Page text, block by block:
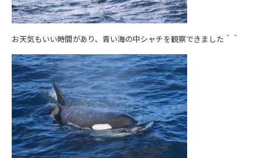
お天気もいい時間があり、青い海の中シャチを観察できました＾＾